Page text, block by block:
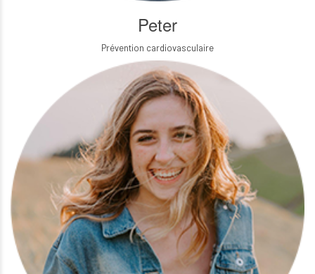
Peter
Prévention cardiovasculaire